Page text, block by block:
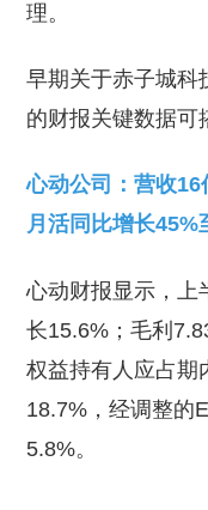
理。
早期关于赤子城科
的财报关键数据可
心动公司：营收
月活同比增长45%
心动财报显示，上
长15.6%；毛利
权益持有人应占期
18.7%，经调整的
5.8%。